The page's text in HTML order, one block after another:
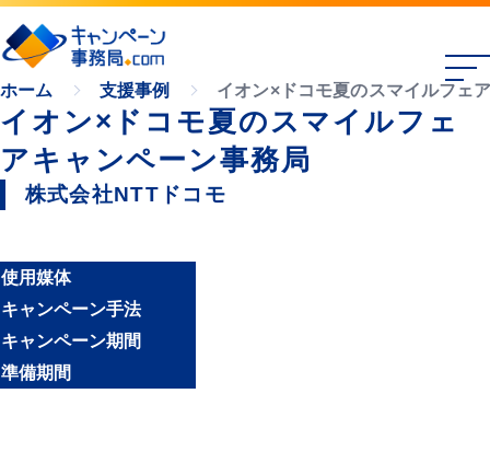
ホーム 支援事例 イオン×ドコモ夏のスマイルフェ
イオン×ドコモ夏のスマイルフェ
アキャンペーン事務局
株式会社NTTドコモ
使用媒体
キャンペーン手法
キャンペーン期間
準備期間